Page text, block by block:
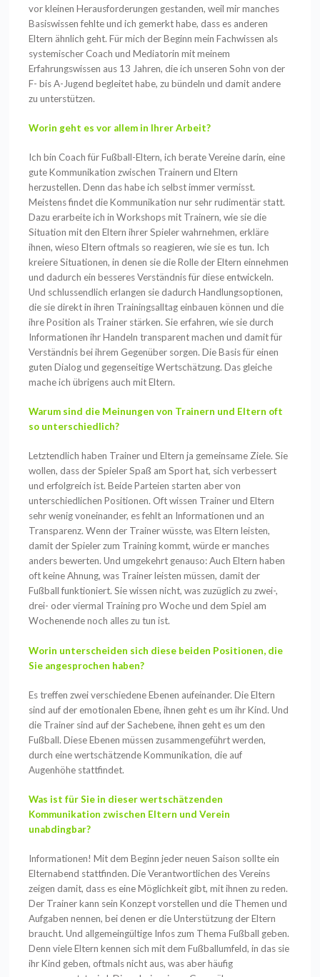
vor kleinen Herausforderungen gestanden, weil mir manches
Basiswissen fehlte und ich gemerkt habe, dass es anderen
Eltern ähnlich geht. Für mich der Beginn mein Fachwissen als
systemischer Coach und Mediatorin mit meinem
Erfahrungswissen aus 13 Jahren, die ich unseren Sohn von der
F- bis A-Jugend begleitet habe, zu bündeln und damit andere
zu unterstützen.
Worin geht es vor allem in Ihrer Arbeit?
Ich bin Coach für Fußball-Eltern, ich berate Vereine darin, eine
gute Kommunikation zwischen Trainern und Eltern
herzustellen. Denn das habe ich selbst immer vermisst.
Meistens findet die Kommunikation nur sehr rudimentär statt.
Dazu erarbeite ich in Workshops mit Trainern, wie sie die
Situation mit den Eltern ihrer Spieler wahrnehmen, erkläre
ihnen, wieso Eltern oftmals so reagieren, wie sie es tun. Ich
kreiere Situationen, in denen sie die Rolle der Eltern einnehmen
und dadurch ein besseres Verständnis für diese entwickeln.
Und schlussendlich erlangen sie dadurch Handlungsoptionen,
die sie direkt in ihren Trainingsalltag einbauen können und die
ihre Position als Trainer stärken. Sie erfahren, wie sie durch
Informationen ihr Handeln transparent machen und damit für
Verständnis bei ihrem Gegenüber sorgen. Die Basis für einen
guten Dialog und gegenseitige Wertschätzung. Das gleiche
mache ich übrigens auch mit Eltern.
Warum sind die Meinungen von Trainern und Eltern oft
so unterschiedlich?
Letztendlich haben Trainer und Eltern ja gemeinsame Ziele. Sie
wollen, dass der Spieler Spaß am Sport hat, sich verbessert
und erfolgreich ist. Beide Parteien starten aber von
unterschiedlichen Positionen. Oft wissen Trainer und Eltern
sehr wenig voneinander, es fehlt an Informationen und an
Transparenz. Wenn der Trainer wüsste, was Eltern leisten,
damit der Spieler zum Training kommt, würde er manches
anders bewerten. Und umgekehrt genauso: Auch Eltern haben
oft keine Ahnung, was Trainer leisten müssen, damit der
Fußball funktioniert. Sie wissen nicht, was zuzüglich zu zwei-,
drei- oder viermal Training pro Woche und dem Spiel am
Wochenende noch alles zu tun ist.
Worin unterscheiden sich diese beiden Positionen, die
Sie angesprochen haben?
Es treffen zwei verschiedene Ebenen aufeinander. Die Eltern
sind auf der emotionalen Ebene, ihnen geht es um ihr Kind. Und
die Trainer sind auf der Sachebene, ihnen geht es um den
Fußball. Diese Ebenen müssen zusammengeführt werden,
durch eine wertschätzende Kommunikation, die auf
Augenhöhe stattfindet.
Was ist für Sie in dieser wertschätzenden
Kommunikation zwischen Eltern und Verein
unabdingbar?
Informationen! Mit dem Beginn jeder neuen Saison sollte ein
Elternabend stattfinden. Die Verantwortlichen des Vereins
zeigen damit, dass es eine Möglichkeit gibt, mit ihnen zu reden.
Der Trainer kann sein Konzept vorstellen und die Themen und
Aufgaben nennen, bei denen er die Unterstützung der Eltern
braucht. Und allgemeingültige Infos zum Thema Fußball geben.
Denn viele Eltern kennen sich mit dem Fußballumfeld, in das sie
ihr Kind geben, oftmals nicht aus, was aber häufig